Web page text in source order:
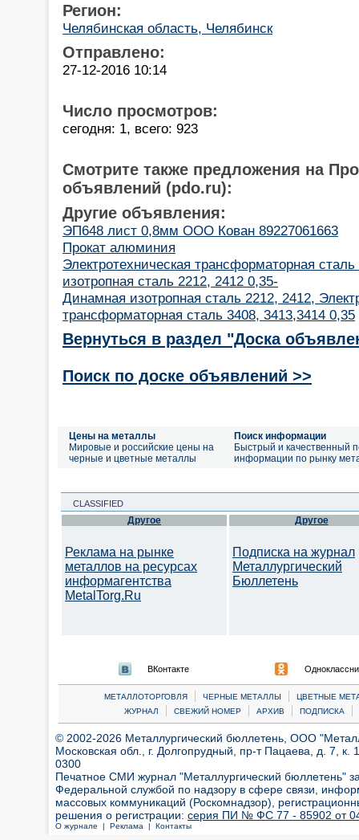
Регион:
Челябинская область, Челябинск
Отправлено:
27-12-2016 10:14
Число просмотров:
сегодня: 1, всего: 923
Смотрите также предложения на
объявлений (pdo.ru):
Другие объявления:
ЭП648 лист 0,8мм ООО Кован 89227061663
Прокат алюминия
Электротехническая трансформаторная
изотропная сталь 2212, 2412 0,35-
Динамная изотропная сталь 2212, 2412,
трансформаторная сталь 3408, 3413,3414 0,35
Вернуться в раздел "Доска
Поиск по доске объявлений >>
Цены на металлы
Мировые и российские цены на
черные и цветные металлы
Поиск информации
Быстрый и качественный
информации по рынку
CLASSIFIED
Другое
Реклама на рынке
металлов на ресурсах
информагентства
MetalTorg.Ru
Другое
Подписка на журнал
Металлургический
Бюллетень
ВКонтакте
МЕТАЛЛОТОРГОВЛЯ | ЧЕРНЫЕ МЕТАЛЛЫ |
ЦВЕТНЫЕ
ЖУРНАЛ
| СВЕЖИЙ НОМЕР | АРХИВ | ПОДПИСКА |
© 2002-2026 Металлургический бюллетень, ООО
Московская обл., г. Долгопрудный, пр-т Пацаева, д. 7,
0300
Печатное СМИ журнал "Металлургический бюллетень"
Федеральной службой по надзору в сфере связи,
массовых коммуникаций (Роскомнадзор),
решения о регистрации: серия ПИ № ФС 77 - 85902 от 04
О журнале | Реклама | Контакты